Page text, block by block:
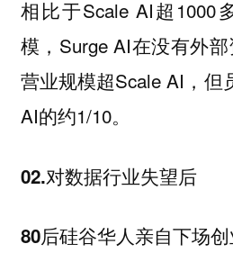
相比于Scale AI超1000
模，Surge AI在没有外
营业规模超Scale AI，但
AI的约1/10。
02.对数据行业失望后
80后硅谷华人亲自下场